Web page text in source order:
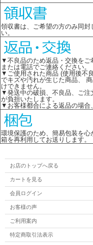
領収書は、ご希望の方のみ同
い。
▼不良品のため返品・交換を
または電話でご連絡ください。
▼ご使用された商品 (使用後不
でキズや汚れが生じた商品、
けできません。
▼発送中の破損、不良品、ご注
が負担いたします。
▼お客様都合による返品の場合
環境保護のため、簡易包装を
箱を再利用してお送りします。
お店のトップへ戻る
カートを見る
会員ログイン
お客様の声
ご利用案内
特定商取引法表示